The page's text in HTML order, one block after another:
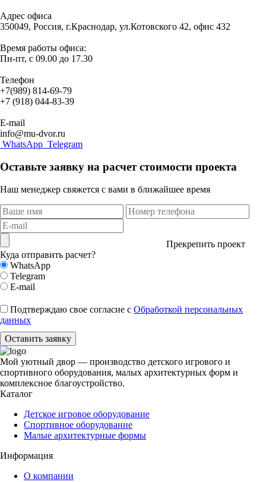
Адрес офиса
350049, Россия, г.Краснодар, ул.Котовского 42, офис 432
Время работы офиса:
Пн-пт, с 09.00 до 17.30
Телефон
+7(989) 814-69-79
+7 (918) 044-83-39
E-mail
info@mu-dvor.ru
WhatsApp Telegram
Оставьте заявку на расчет стоимости проекта
Наш менеджер свяжется с вами в ближайшее время
Прекрепить проект
Куда отправить расчет?
WhatsApp
Telegram
E-mail
Подтверждаю свое согласие с Обработкой персональных
данных
Оставить заявку
Мой уютный двор — производство детского игрового и
спортивного оборудования, малых архитектурных форм и
комплексное благоустройство.
Каталог
Детское игровое оборудование
Спортивное оборудование
Малые архитектурные формы
Информация
О компании